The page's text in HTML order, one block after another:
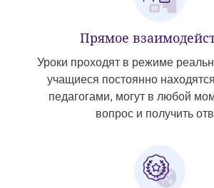
Прямое
Уроки проходят в режиме
учащиеся постоянно
педагогами, могут в любой
вопрос и получить